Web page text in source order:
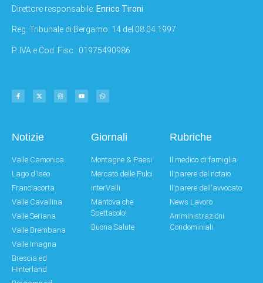
Direttore responsabile: Enrico Tironi
Reg: Tribunale di Bergamo: 14 del 08.04.1997
P. IVA e Cod. Fisc.: 01975490986
Notizie
Valle Camonica
Lago d'Iseo
Franciacorta
Valle Cavallina
Valle Seriana
Valle Brembana
Valle Imagna
Brescia ed
Hinterland
Giornali
Montagne & Paesi
Mercato delle Pulci
interValli
Mantova che
Spettacolo!
Buona Salute
Rubriche
Il medico di famiglia
Il parere del notaio
Il parere dell'avvocato
News Lavoro
Amministrazioni
Condominiali